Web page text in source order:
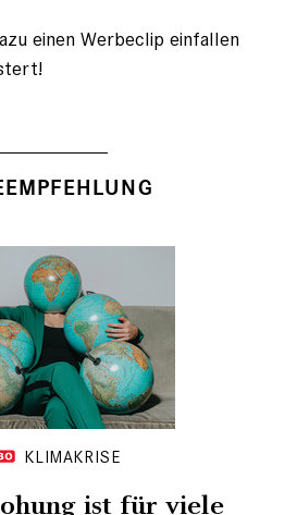
einen Werbeclip einfallen
KLIMAKRISE
ist für viele